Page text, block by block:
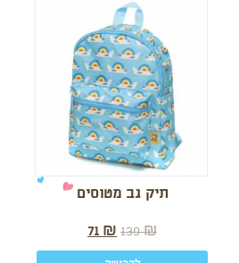
תיק גב מטוסים
139₪
71 ₪